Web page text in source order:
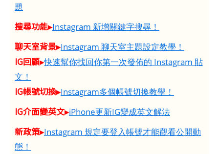
題
搜尋功能▸Instagram 新增關鍵字搜尋！
聊天室背景▸Instagram 聊天室主題設定教學！
IG回顧▸快速幫你找回你第一次發佈的 Instagram 貼
文！
IG帳號切換▸Instagram多個帳號切換教學！
IG介面變英文▸iPhone更新IG變成英文解法
新政策▸Instagram 規定要登入帳號才能觀看公開動
態！